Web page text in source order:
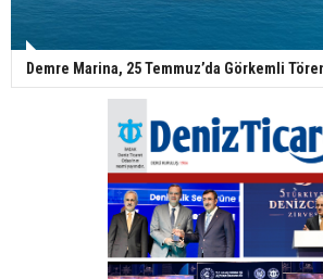
Demre Marina, 25 Temmuz’da Görkemli